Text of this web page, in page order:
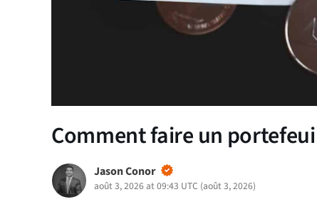
Comment faire un
Jason Conor
août 3, 2026 at 09:43 UTC (août 3, 2026)